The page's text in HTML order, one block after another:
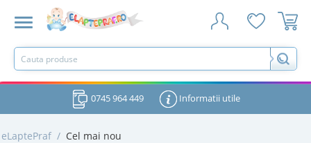
0745 964 449 Informatii utile
eLaptePraf / Cel mai nou